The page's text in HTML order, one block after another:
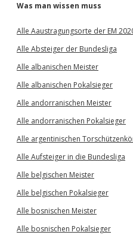
Was man wissen muss
Alle Aaustragungsorte der EM
Alle Absteiger der Bundesliga
Alle albanischen Meister
Alle albanischen Pokalsieger
Alle andorranischen Meister
Alle andorranischen Pokalsieger
Alle argentinischen
Alle Aufsteiger in die Bundesliga
Alle belgischen Meister
Alle belgischen Pokalsieger
Alle bosnischen Meister
Alle bosnischen Pokalsieger